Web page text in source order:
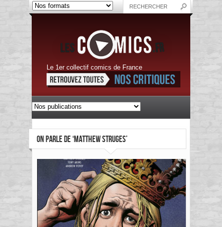
Le 1er collectif comics de France
ON PARLE DE ‘MATTHEW STRUGES’